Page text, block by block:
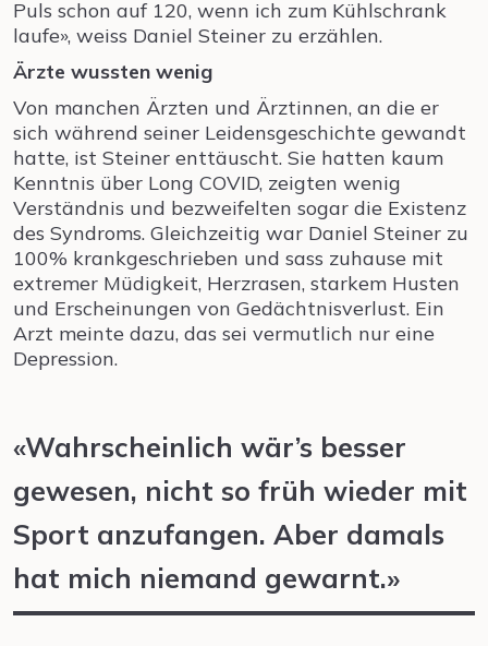
Puls schon auf 120, wenn ich zum Kühlschrank
laufe», weiss Daniel Steiner zu erzählen.
Ärzte wussten wenig
Von manchen Ärzten und Ärztinnen, an die er
sich während seiner Leidensgeschichte gewandt
hatte, ist Steiner enttäuscht. Sie hatten kaum
Kenntnis über Long COVID, zeigten wenig
Verständnis und bezweifelten sogar die Existenz
des Syndroms. Gleichzeitig war Daniel Steiner zu
100% krankgeschrieben und sass zuhause mit
extremer Müdigkeit, Herzrasen, starkem Husten
und Erscheinungen von Gedächtnisverlust. Ein
Arzt meinte dazu, das sei vermutlich nur eine
Depression.
«Wahrscheinlich wär’s besser
gewesen, nicht so früh wieder mit
Sport anzufangen. Aber damals
hat mich niemand gewarnt.»